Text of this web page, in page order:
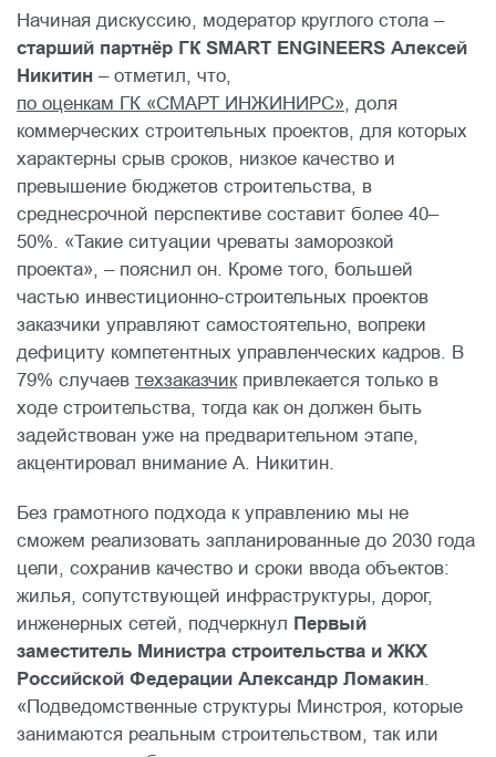
Начиная дискуссию, модератор круглого стола –
старший партнёр ГК SMART ENGINEERS Алексей
Никитин – отметил, что,
по оценкам ГК «СМАРТ ИНЖИНИРС», доля
коммерческих строительных проектов, для которых
характерны срыв сроков, низкое качество и
превышение бюджетов строительства, в
среднесрочной перспективе составит более 40–
50%. «Такие ситуации чреваты заморозкой
проекта», – пояснил он. Кроме того, большей
частью инвестиционно-строительных проектов
заказчики управляют самостоятельно, вопреки
дефициту компетентных управленческих кадров. В
79% случаев техзаказчикпривлекается только в
ходе строительства, тогда как он должен быть
задействован уже на предварительном этапе,
акцентировал внимание А. Никитин.
Без грамотного подхода к управлению мы не
сможем реализовать запланированные до 2030 года
цели, сохранив качество и сроки ввода объектов:
жилья, сопутствующей инфраструктуры, дорог,
инженерных сетей, подчеркнул Первый
заместитель Министра строительства и ЖКХ
Российской Федерации Александр Ломакин.
«Подведомственные структуры Минстроя, которые
занимаются реальным строительством, так или